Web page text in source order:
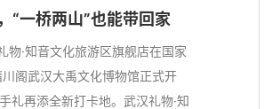
“一桥两山”也能带回家
物·知音文化旅游区旗舰店在国家
阁武汉大禹文化博物馆正式开
礼再添全新打卡地。武汉礼物·知